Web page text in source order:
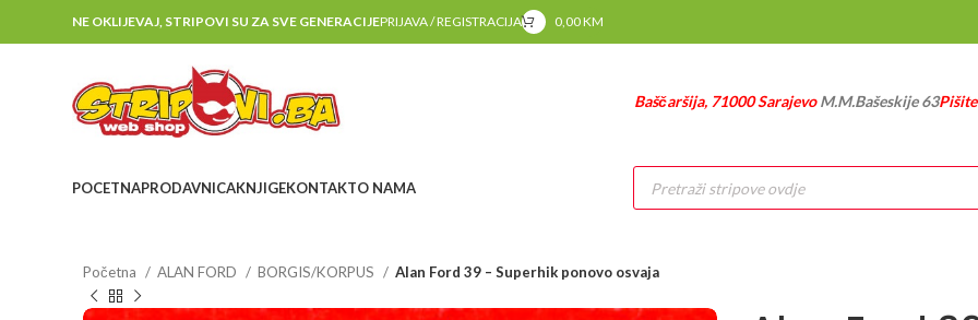
NE OKLIJEVAJ, STRIPOVI SU ZA SVE GENERACIJEPRIJAVA / REGISTRACIJA 0,00KM
Baščaršija, 71000 SarajevoM.M.Bašeskije 63
POCETNAPRODAVNICAKNJIGEKONTAKTO NAMA
Products
search
Početna ALAN FORD BORGIS/KORPUS Alan Ford 39 – Superhik ponovo osvaja